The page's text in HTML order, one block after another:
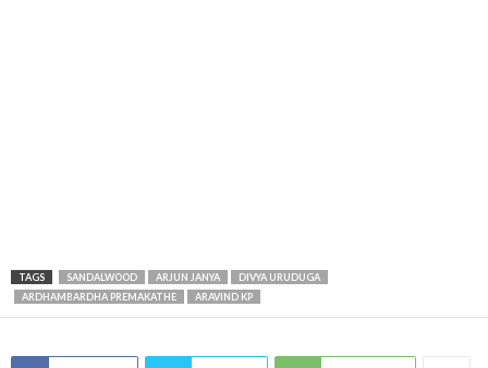
TAGS SANDALWOOD ARJUN JANYA
DIVYA URUDUGA
ARDHAMBARDHA PREMAKATHE
ARAVIND KP